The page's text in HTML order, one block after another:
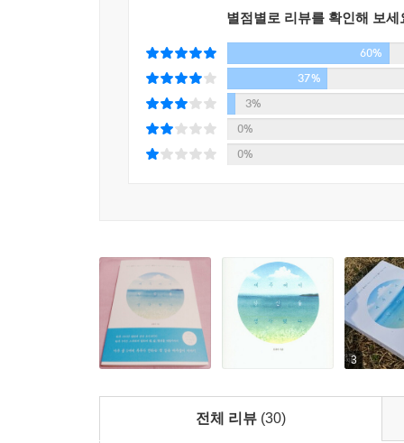
이들 부부가 내린 결론이다. 눈물겨운 사투에 가
우린 왜 이러고 사는 걸까?
서울만 벗어나면 그만인 것을
"… 그만하자. 이게 사는 거니?"
옴짝달싹 못하겠다 소리라도 지르고 싶다. 이렇
우리는 ‘낯선 땅살이’를 꿈꾼다.
이 책의 저자는 뼛속까지 도시내기로 자란 서울
바꾸어 지금에 이르기까지, 줄곧 영세 자영업자
각축장일 뿐이다.
식자재를 준비하고 영업이 종료된 후에도 다음
별점별로 리뷰를 확인해 보세
60%
37%
3%
0%
0%
3
전체 리뷰 (30)